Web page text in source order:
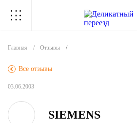
. . .
. . .
. . .
Главная Отзывы
Все отзывы
.
03.06.2003
SIEMENS